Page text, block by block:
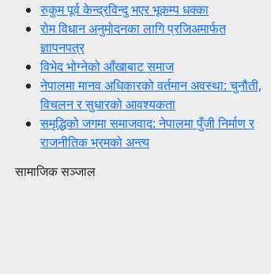
रुकुम पूर्व केन्द्रविन्दु भएर भूकम्प धक्का
रोम विधान अनुमोदनका लागि प्रजिअमार्फत
ज्ञापनपत्र
विभेद भोग्नेको आँखाबाट समाज
नेपालमा मानव अधिकारको वर्तमान अवस्था: चुनौती,
विचलन र सुधारको आवश्यकता
समृद्धिको जगमा समाजवाद: नेपालमा पुँजी निर्माण र
राजनीतिक भ्रमको अन्त्य
सामाजिक सञ्जाल